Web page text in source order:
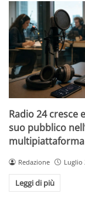
Radio 24 cresce
suo pubblico
multipiattaforma
Redazione Luglio
Leggi di più